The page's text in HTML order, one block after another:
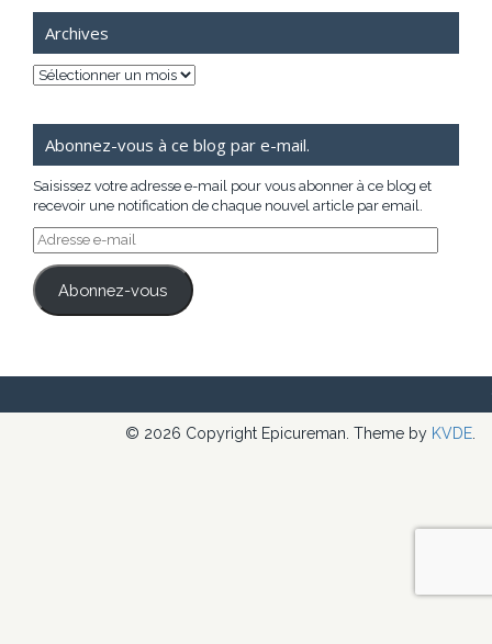
Archives
Archives
Abonnez-vous à ce blog par e-mail.
Saisissez votre adresse e-mail pour vous abonner à ce blog et
recevoir une notification de chaque nouvel article par email.
Adresse
e-
mail
Abonnez-vous
© 2026 Copyright Epicureman. Theme by KVDE.